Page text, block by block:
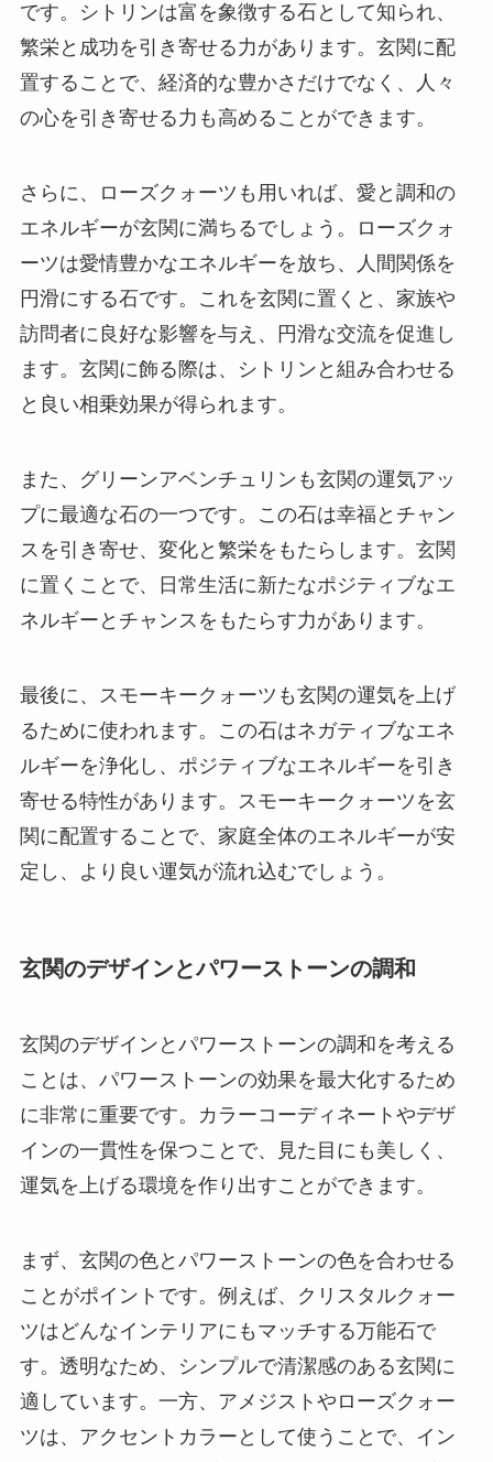
です。シトリンは富を象徴する石として知られ、
繁栄と成功を引き寄せる力があります。玄関に配
置することで、経済的な豊かさだけでなく、人々
の心を引き寄せる力も高めることができます。
さらに、ローズクォーツも用いれば、愛と調和の
エネルギーが玄関に満ちるでしょう。ローズクォ
ーツは愛情豊かなエネルギーを放ち、人間関係を
円滑にする石です。これを玄関に置くと、家族や
訪問者に良好な影響を与え、円滑な交流を促進し
ます。玄関に飾る際は、シトリンと組み合わせる
と良い相乗効果が得られます。
また、グリーンアベンチュリンも玄関の運気アッ
プに最適な石の一つです。この石は幸福とチャン
スを引き寄せ、変化と繁栄をもたらします。玄関
に置くことで、日常生活に新たなポジティブなエ
ネルギーとチャンスをもたらす力があります。
最後に、スモーキークォーツも玄関の運気を上げ
るために使われます。この石はネガティブなエネ
ルギーを浄化し、ポジティブなエネルギーを引き
寄せる特性があります。スモーキークォーツを玄
関に配置することで、家庭全体のエネルギーが安
定し、より良い運気が流れ込むでしょう。
玄関のデザインとパワーストーンの調和
玄関のデザインとパワーストーンの調和を考える
ことは、パワーストーンの効果を最大化するため
に非常に重要です。カラーコーディネートやデザ
インの一貫性を保つことで、見た目にも美しく、
運気を上げる環境を作り出すことができます。
まず、玄関の色とパワーストーンの色を合わせる
ことがポイントです。例えば、クリスタルクォー
ツはどんなインテリアにもマッチする万能石で
す。透明なため、シンプルで清潔感のある玄関に
適しています。一方、アメジストやローズクォー
ツは、アクセントカラーとして使うことで、イン